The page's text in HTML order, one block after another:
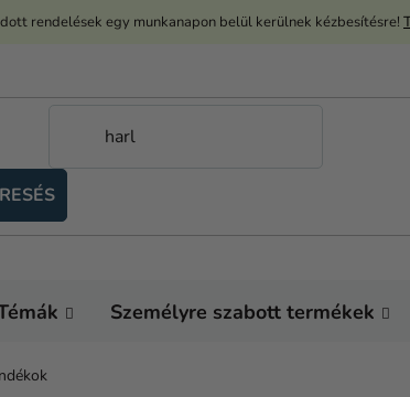
rendelések egy munkanapon belül kerülnek kézbesítésre!
Személyre szabott termékek